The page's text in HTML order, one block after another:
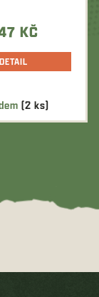
(2 ks)
KČ
DETAIL